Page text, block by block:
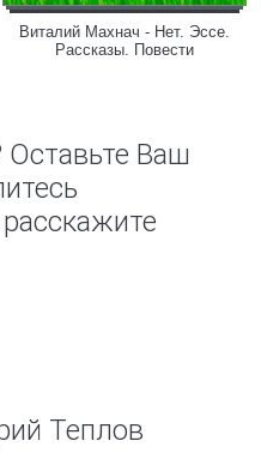
Виталий Махнач - Нет. Эссе.
Рассказы. Повести
Оставьте Ваш
Теплов